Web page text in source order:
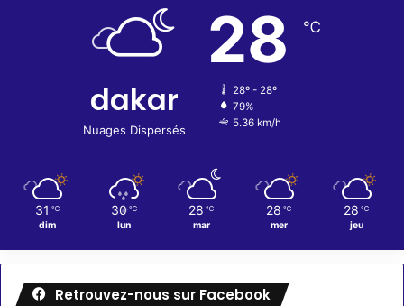
dakar
Nuages Dispersés
28 ℃
28º - 28º
79%
5.36 km/h
31 ℃
dim
30 ℃
lun
28 ℃
mar
28 ℃
mer
28 ℃
jeu
Retrouvez-nous sur Facebook